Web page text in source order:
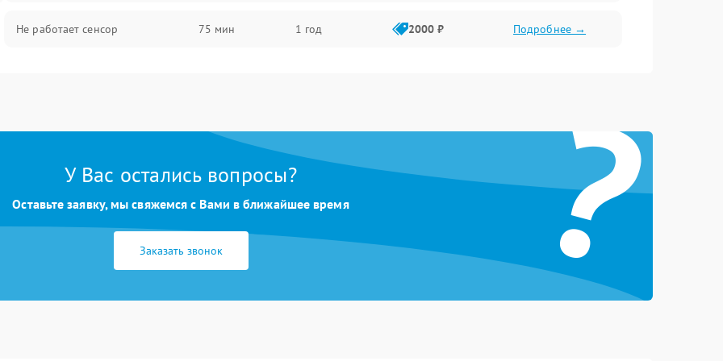
Не работает сенсор 75 мин 1 год 2000 ₽ Подробнее →
?
У Вас остались вопросы?
Оставьте заявку, мы свяжемся с Вами в ближайшее время
Заказать звонок